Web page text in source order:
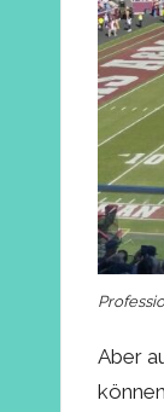
Aber